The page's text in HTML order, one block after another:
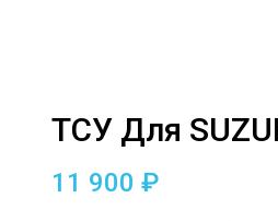
ТСУ Для
11 900 ₽